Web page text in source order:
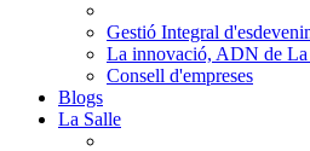
Gestió Integral
La innovació, ADN de La
Consell d'empreses
Blogs
La Salle